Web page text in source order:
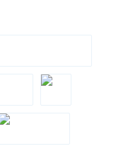
Teilzahlung